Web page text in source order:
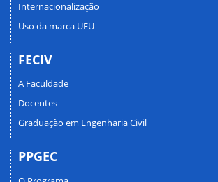
Internacionalização
Uso da marca UFU
FECIV
A Faculdade
Docentes
Graduação em Engenharia Civil
PPGEC